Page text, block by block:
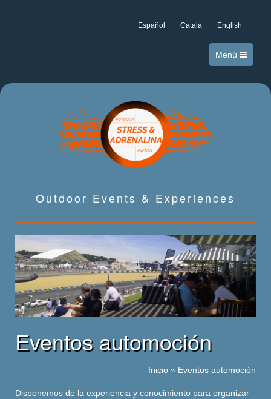
Español Català English
Menú
Outdoor Events & Experiences
Eventos automoción
Inicio » Eventos automoción
Disponemos de la experiencia y conocimiento para organizar